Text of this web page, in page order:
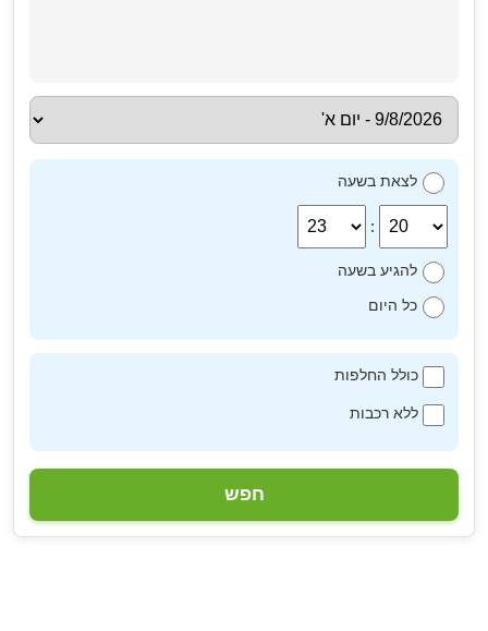
לצאת בשעה
:
להגיע בשעה
כל היום
כולל החלפות
ללא רכבות
חפש